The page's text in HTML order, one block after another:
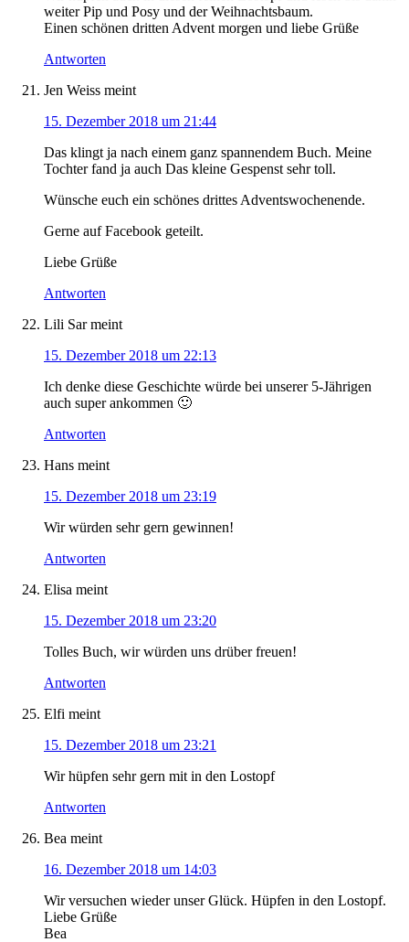
weiter Pip und Posy und der Weihnachtsbaum.
Einen schönen dritten Advent morgen und liebe Grüße
Antworten
Jen Weiss meint
15. Dezember 2018 um 21:44
Das klingt ja nach einem ganz spannendem Buch. Meine
Tochter fand ja auch Das kleine Gespenst sehr toll.
Wünsche euch ein schönes drittes Adventswochenende.
Gerne auf Facebook geteilt.
Liebe Grüße
Antworten
Lili Sar meint
15. Dezember 2018 um 22:13
Ich denke diese Geschichte würde bei unserer 5-Jährigen
auch super ankommen 🙂
Antworten
Hans meint
15. Dezember 2018 um 23:19
Wir würden sehr gern gewinnen!
Antworten
Elisa meint
15. Dezember 2018 um 23:20
Tolles Buch, wir würden uns drüber freuen!
Antworten
Elfi meint
15. Dezember 2018 um 23:21
Wir hüpfen sehr gern mit in den Lostopf
Antworten
Bea meint
16. Dezember 2018 um 14:03
Wir versuchen wieder unser Glück. Hüpfen in den Lostopf.
Liebe Grüße
Bea